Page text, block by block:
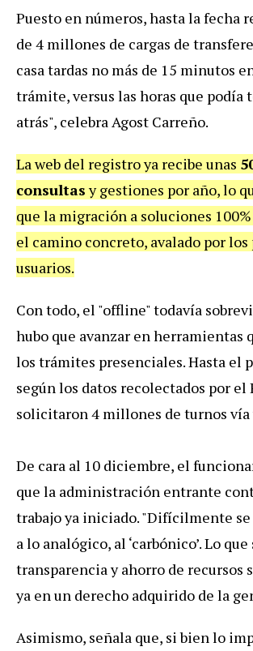
Puesto en números, hasta la fecha
de 4 millones de cargas de
casa tardas no más de 15 minutos
trámite, versus las horas que podía
atrás", celebra Agost Carreño.
La web del registro ya recibe unas
consultasy gestiones por año, lo
que la migración a soluciones
el camino concreto, avalado por los
usuarios.
Con todo, el "offline" todavía
hubo que avanzar en herramientas
los trámites presenciales. Hasta el
según los datos recolectados por el
solicitaron 4 millones de turnos vía
De cara al 10 diciembre, el
que la administración entrante
trabajo ya iniciado."Difícilmente se
a lo analógico, al ‘carbónico’. Lo
transparencia y ahorro de recursos
ya en un derecho adquirido de la
Asimismo, señala que, si bien lo